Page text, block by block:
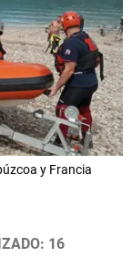
y Francia
16